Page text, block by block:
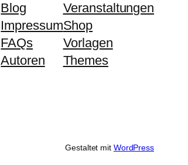
Blog
Impressum
FAQs
Autoren
Veranstaltungen
Shop
Vorlagen
Themes
Gestaltet mit WordPress